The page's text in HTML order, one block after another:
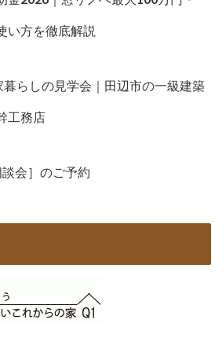
い方を徹底解説
らしの見学会｜田辺市の一級建築
工務店
談会］のご予約